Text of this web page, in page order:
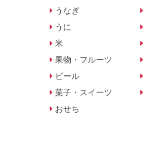
うなぎ
うに
米
果物・フルーツ
ビール
菓子・スイーツ
おせち